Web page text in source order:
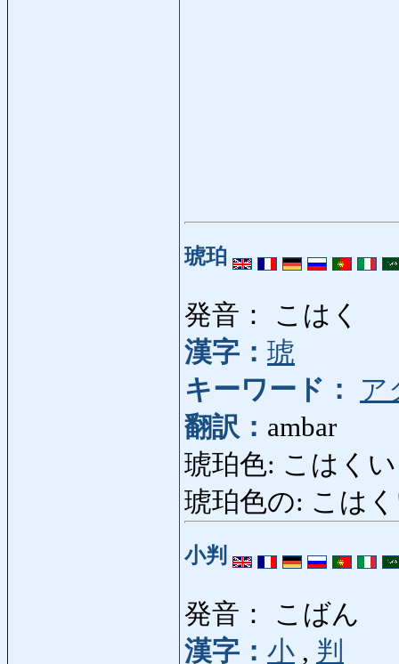
琥珀
発音： こはく
漢字： 琥
キーワード：
ア
翻訳： ambar
琥珀色: こはく
琥珀色の: こは
小判
発音： こばん
漢字： 小 , 判